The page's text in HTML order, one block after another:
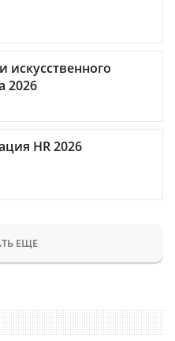
искусственного
2026
HR 2026
ЕЩЕ